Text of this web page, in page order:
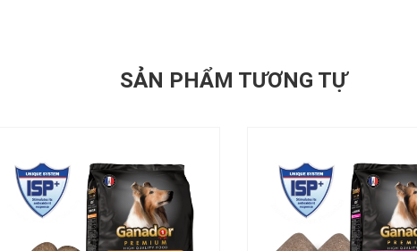
SẢN PHẨM TƯƠNG TỰ